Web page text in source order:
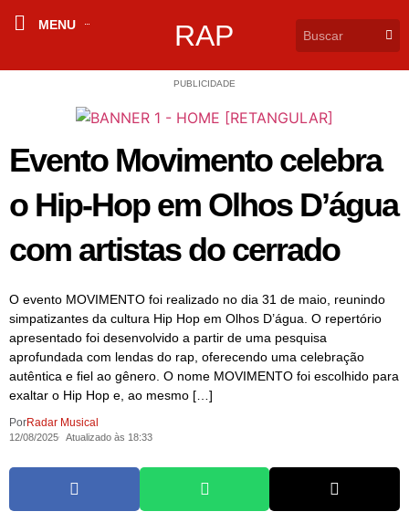
MENU RAP
PUBLICIDADE
Evento Movimento celebra
o Hip-Hop em Olhos D’água
com artistas do cerrado
O evento MOVIMENTO foi realizado no dia 31 de maio, reunindo
simpatizantes da cultura Hip Hop em Olhos D’água. O repertório
apresentado foi desenvolvido a partir de uma pesquisa
aprofundada com lendas do rap, oferecendo uma celebração
autêntica e fiel ao gênero. O nome MOVIMENTO foi escolhido para
exaltar o Hip Hop e, ao mesmo […]
PorRadar Musical
12/08/2025 Atualizado às 18:33